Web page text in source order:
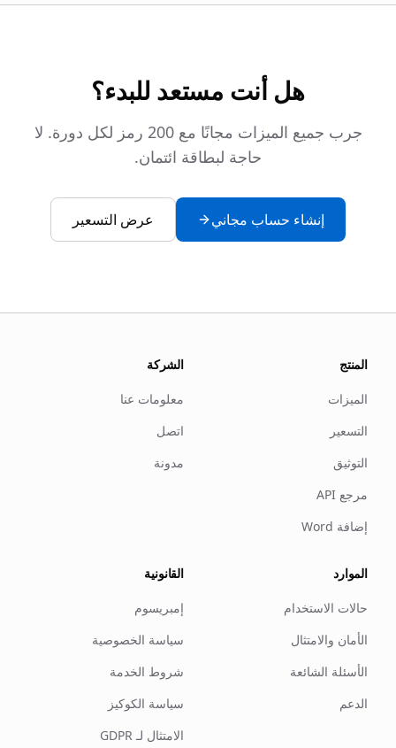
هل أنت مستعد للبدء؟
جرب جميع الميزات مجانًا مع 200 رمز لكل دورة. لا
حاجة لبطاقة ائتمان.
إنشاء حساب مجاني عرض التسعير
المنتج
الميزات
التسعير
التوثيق
مرجع API
إضافة Word
الشركة
معلومات عنا
اتصل
مدونة
الموارد
حالات الاستخدام
الأمان والامتثال
الأسئلة الشائعة
الدعم
القانونية
إمبريسوم
سياسة الخصوصية
شروط الخدمة
سياسة الكوكيز
الامتثال لـ GDPR